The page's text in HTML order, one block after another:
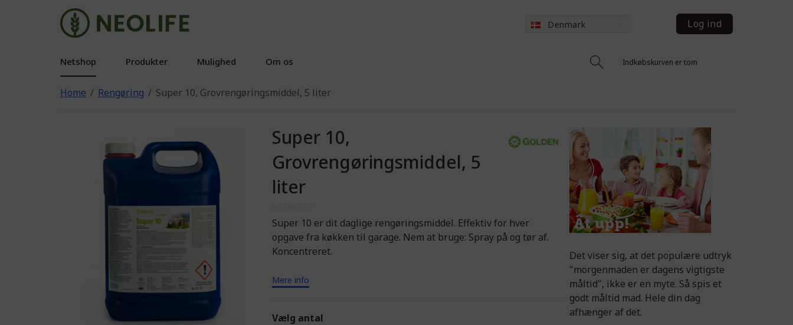
Denmark Log ind
Indkøbskurven er tom
Netshop Produkter Mulighed Om os
Home Rengøring Super 10, Grovrengøringsmiddel, 5 liter
Super 10,
Grovrengøringsmiddel, 5
liter
Super 10 er dit daglige rengøringsmiddel. Effektiv for hver
opgave fra køkken til garage. Nem at bruge: Spray på og tør af.
Koncentreret.
Mere info
Vælg antal
Det viser sig, at det populære udtryk
"morgenmaden er dagens vigtigste
måltid", ikke er en myte. Så spis et
godt måltid mad. Hele din dag
afhænger af det.